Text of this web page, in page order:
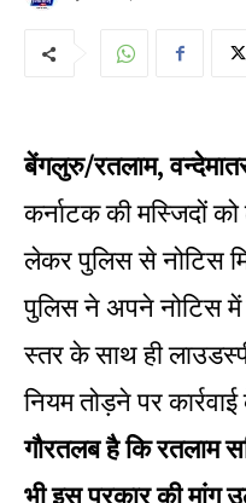
बेंगलुरु/रतलाम,
कर्नाटक की मस्जिदों
लेकर पुलिस से नोटिस
पुलिस ने अपने नोटिस में
स्तर के साथ ही
नियम तोड़ने पर
गौरतलब है कि रतलाम